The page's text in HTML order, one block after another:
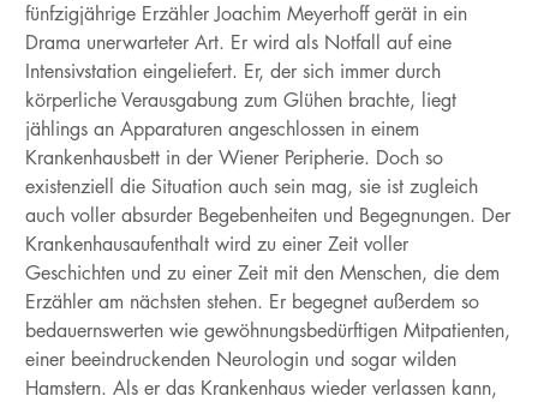
fünfzigjährige Erzähler Joachim Meyerhoff gerät in ein
Drama unerwarteter Art. Er wird als Notfall auf eine
Intensivstation eingeliefert. Er, der sich immer durch
körperliche Verausgabung zum Glühen brachte, liegt
jählings an Apparaturen angeschlossen in einem
Krankenhausbett in der Wiener Peripherie. Doch so
existenziell die Situation auch sein mag, sie ist zugleich
auch voller absurder Begebenheiten und Begegnungen. Der
Krankenhausaufenthalt wird zu einer Zeit voller
Geschichten und zu einer Zeit mit den Menschen, die dem
Erzähler am nächsten stehen. Er begegnet außerdem so
bedauernswerten wie gewöhnungsbedürftigen Mitpatienten,
einer beeindruckenden Neurologin und sogar wilden
Hamstern. Als er das Krankenhaus wieder verlassen kann,